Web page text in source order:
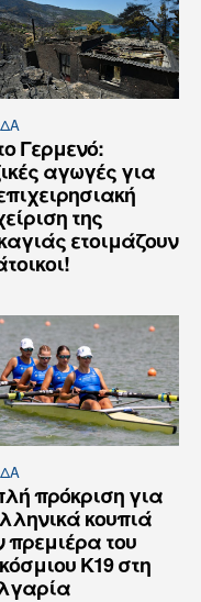
Γερμενό:
αγωγές για
της
ετοιμάζουν
πρόκριση για
κουπιά
πρεμιέρα του
Κ19 στη